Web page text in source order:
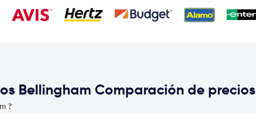
Bellingham Comparación de precios
?